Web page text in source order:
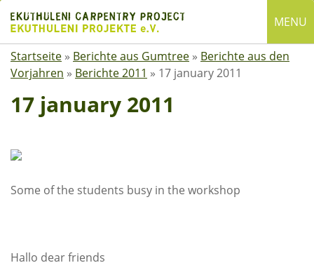
content
MENU
English
Deutsch
SUCHE
nach:
ÜBER EKUTHULENI
Satzung
Startseite » Berichte aus Gumtree » Berichte aus den
Vorjahren » Berichte 2011 » 17 january 2011
17 january 2011
Some of the students busy in the workshop
Hallo dear friends